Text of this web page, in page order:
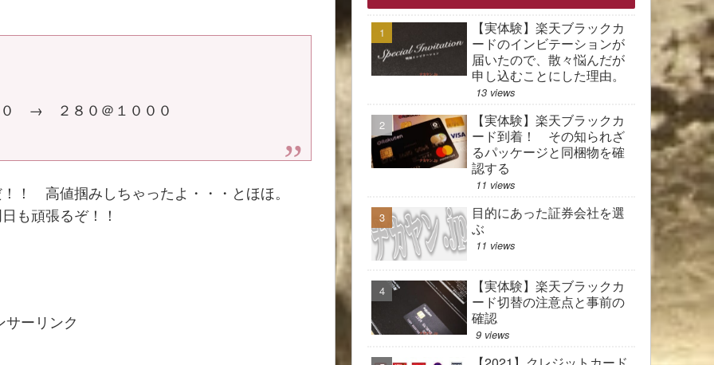
→ ２８０＠１０００
！ 高値掴みしちゃったよ・・・とほほ。
も頑張るぞ！！
サーリンク
【実体験】楽天ブラックカ
ードのインビテーションが
届いたので、散々悩んだが
申し込むことにした理由。
13 views
【実体験】楽天ブラックカ
ード到着！ その知られざ
るパッケージと同梱物を確
認する
11 views
目的にあった証券会社を選
ぶ
11 views
【実体験】楽天ブラックカ
ード切替の注意点と事前の
確認
9 views